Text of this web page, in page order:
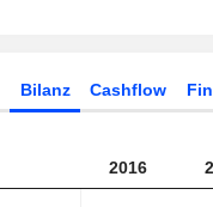
Bilanz Cashflow
2016